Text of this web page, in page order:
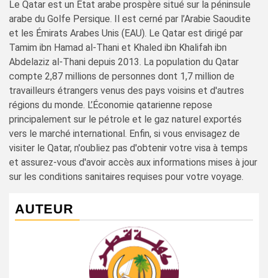
Le Qatar est un État arabe prospère situé sur la péninsule
arabe du Golfe Persique. Il est cerné par l’Arabie Saoudite
et les Émirats Arabes Unis (EAU). Le Qatar est dirigé par
Tamim ibn Hamad al-Thani et Khaled ibn Khalifah ibn
Abdelaziz al-Thani depuis 2013. La population du Qatar
compte 2,87 millions de personnes dont 1,7 million de
travailleurs étrangers venus des pays voisins et d'autres
régions du monde. L’Économie qatarienne repose
principalement sur le pétrole et le gaz naturel exportés
vers le marché international. Enfin, si vous envisagez de
visiter le Qatar, n'oubliez pas d'obtenir votre visa à temps
et assurez-vous d'avoir accès aux informations mises à jour
sur les conditions sanitaires requises pour votre voyage.
AUTEUR